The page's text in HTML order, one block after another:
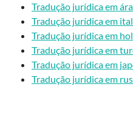
Tradução jurídica em
Tradução jurídica em
Tradução jurídica em
Tradução jurídica em
Tradução jurídica em
Tradução jurídica em